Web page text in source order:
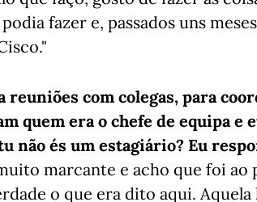
fazer e, passados uns
reuniões com colegas, para
quem era o chefe de equipa e
não és um estagiário? Eu
marcante e acho que foi ao
o que era dito aqui.